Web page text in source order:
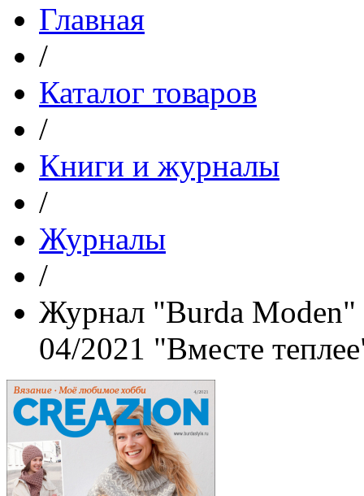
Главная
/
Каталог товаров
/
Книги и журналы
/
Журналы
/
Журнал "Burda Moden"
04/2021 "Вместе